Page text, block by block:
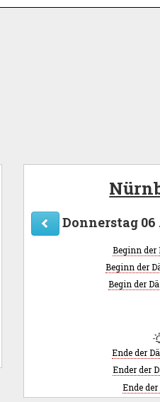
Donnerstag 06
Beginn der
Beginn der
Begin der
Ende der
Ender der
Ende